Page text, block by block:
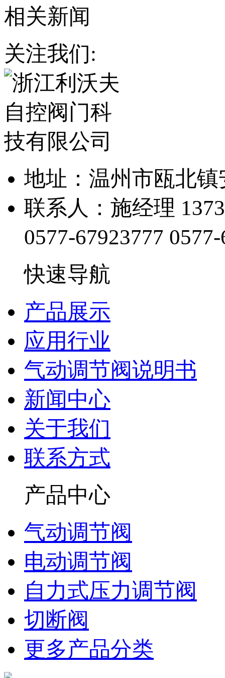
相关新闻
关注我们:
地址：温州市瓯北
联系人：施经理
0577-67923777
快速导航
产品展示
应用行业
气动调节阀说明书
新闻中心
关于我们
联系方式
产品中心
气动调节阀
电动调节阀
自力式压力调节阀
切断阀
更多产品分类